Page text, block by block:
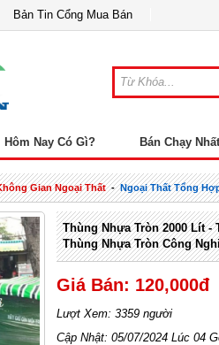
Bản Tin Cổng Mua Bán
Hôm Nay Có Gì? Bán Chạy Nhất
Gian Ngoại Thất-Ngoại Thất Tổng
Thùng Nhựa Tròn 2000 Lít -
Thùng Nhựa Tròn Công
Giá Bán: 120,000đ
Lượt Xem: 3359 người
Cập Nhật: 05/07/2024 Lúc 04